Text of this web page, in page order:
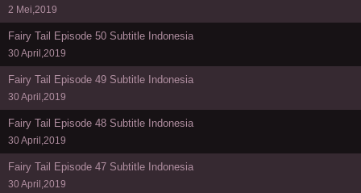
2 Mei,2019
Fairy Tail Episode 50 Subtitle Indonesia
30 April,2019
Fairy Tail Episode 49 Subtitle Indonesia
30 April,2019
Fairy Tail Episode 48 Subtitle Indonesia
30 April,2019
Fairy Tail Episode 47 Subtitle Indonesia
30 April,2019